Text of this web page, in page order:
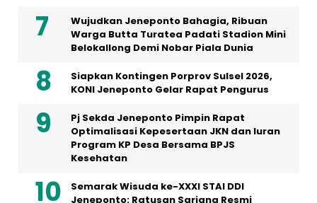
Wujudkan Jeneponto Bahagia, Ribuan
Warga Butta Turatea Padati Stadion Mini
Belokallong Demi Nobar Piala Dunia
Siapkan Kontingen Porprov Sulsel 2026,
KONI Jeneponto Gelar Rapat Pengurus
Pj Sekda Jeneponto Pimpin Rapat
Optimalisasi Kepesertaan JKN dan Iuran
Program KP Desa Bersama BPJS
Kesehatan
Semarak Wisuda ke-XXXI STAI DDI
Jeneponto: Ratusan Sarjana Resmi